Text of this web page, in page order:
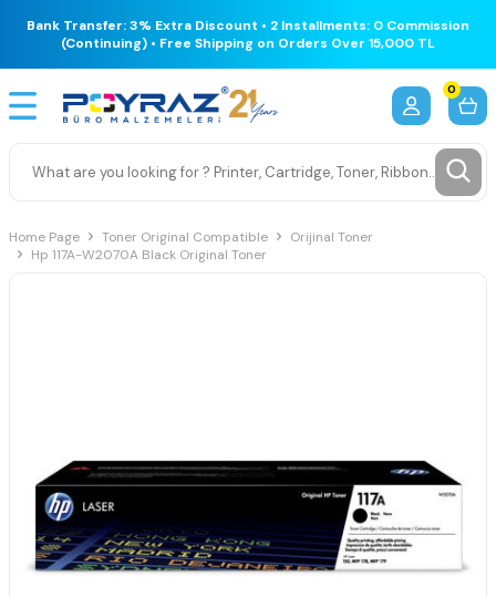
Bank Transfer: 3% Extra Discount • 2 Installments: 0 Commission
(Continuing) • Free Shipping on Orders Over 15,000 TL
0
Home Page Toner Original Compatible
Orijinal Toner
Hp 117A-W2070A Black Original Toner